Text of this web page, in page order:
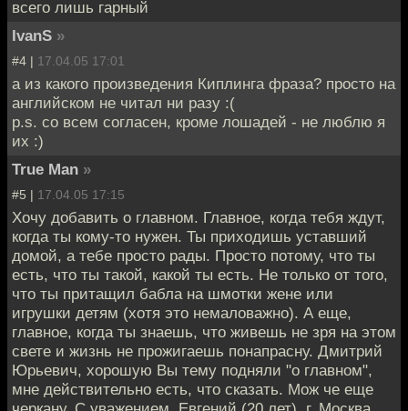
всего лишь гарный
IvanS »
#4 | 17.04.05 17:01
а из какого произведения Киплинга фраза? просто на
английском не читал ни разу :(
p.s. со всем согласен, кроме лошадей - не люблю я
их :)
True Man »
#5 | 17.04.05 17:15
Хочу добавить о главном. Главное, когда тебя ждут,
когда ты кому-то нужен. Ты приходишь уставший
домой, а тебе просто рады. Просто потому, что ты
есть, что ты такой, какой ты есть. Не только от того,
что ты притащил бабла на шмотки жене или
игрушки детям (хотя это немаловажно). А еще,
главное, когда ты знаешь, что живешь не зря на этом
свете и жизнь не прожигаешь понапрасну. Дмитрий
Юрьевич, хорошую Вы тему подняли "о главном",
мне действительно есть, что сказать. Мож че еще